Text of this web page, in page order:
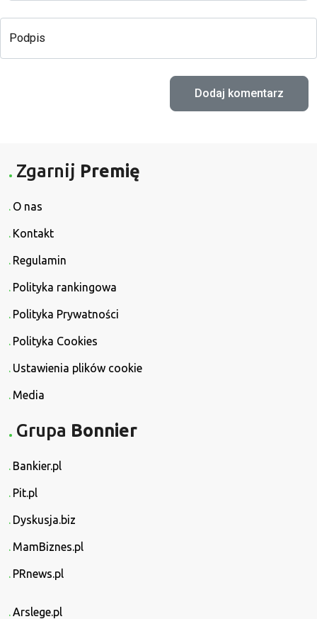
Podpis
Zgarnij Premię
O nas
Kontakt
Regulamin
Polityka rankingowa
Polityka Prywatności
Polityka Cookies
Ustawienia plików cookie
Media
Grupa Bonnier
Bankier.pl
Pit.pl
Dyskusja.biz
MamBiznes.pl
PRnews.pl
Arslege.pl